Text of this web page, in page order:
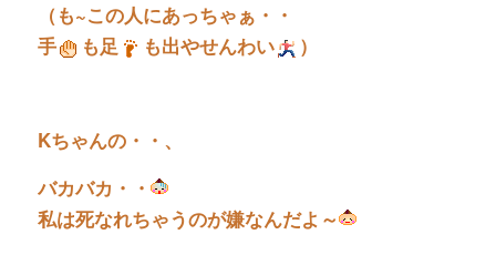
（も~この人にあっちゃぁ・・
手
も足 も出やせんわい ）
Kちゃんの・・、
バカバカ・・
私は死なれちゃうのが嫌なんだよ～